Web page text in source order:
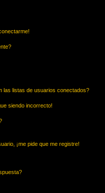
las listas de usuarios conectados?
siendo incorrecto!
¡me pide que me registre!